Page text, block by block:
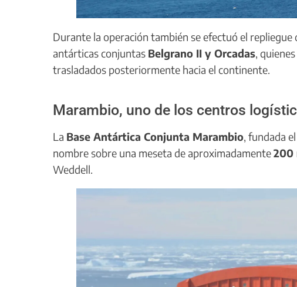
Durante la operación también se efectuó el
antárticas conjuntas Belgrano II y Orcadas,
trasladados posteriormente hacia el continente.
Marambio, uno de los centros
La Base Antártica Conjunta Marambio, fundada el
nombre sobre una meseta de aproximadamente200
Weddell.